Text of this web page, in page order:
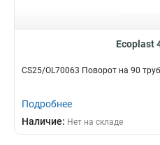
Ecoplast
CS25/OL70063 Поворот на 90
Подробнее
Наличие: Нет на складе